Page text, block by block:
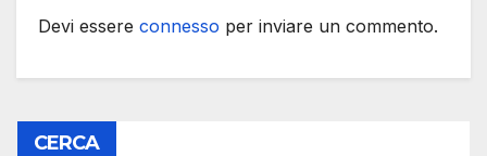
Devi essere connesso per inviare un commento.
CERCA